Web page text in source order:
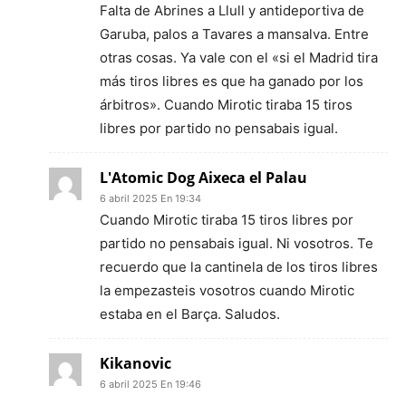
Falta de Abrines a Llull y antideportiva de
Garuba, palos a Tavares a mansalva. Entre
otras cosas. Ya vale con el «si el Madrid tira
más tiros libres es que ha ganado por los
árbitros». Cuando Mirotic tiraba 15 tiros
libres por partido no pensabais igual.
L'Atomic Dog Aixeca el Palau
6 abril 2025 En 19:34
Cuando Mirotic tiraba 15 tiros libres por
partido no pensabais igual. Ni vosotros. Te
recuerdo que la cantinela de los tiros libres
la empezasteis vosotros cuando Mirotic
estaba en el Barça. Saludos.
Kikanovic
6 abril 2025 En 19:46